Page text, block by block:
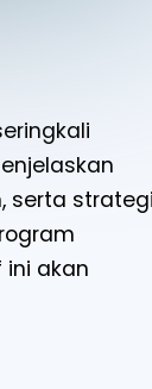
serta
akan